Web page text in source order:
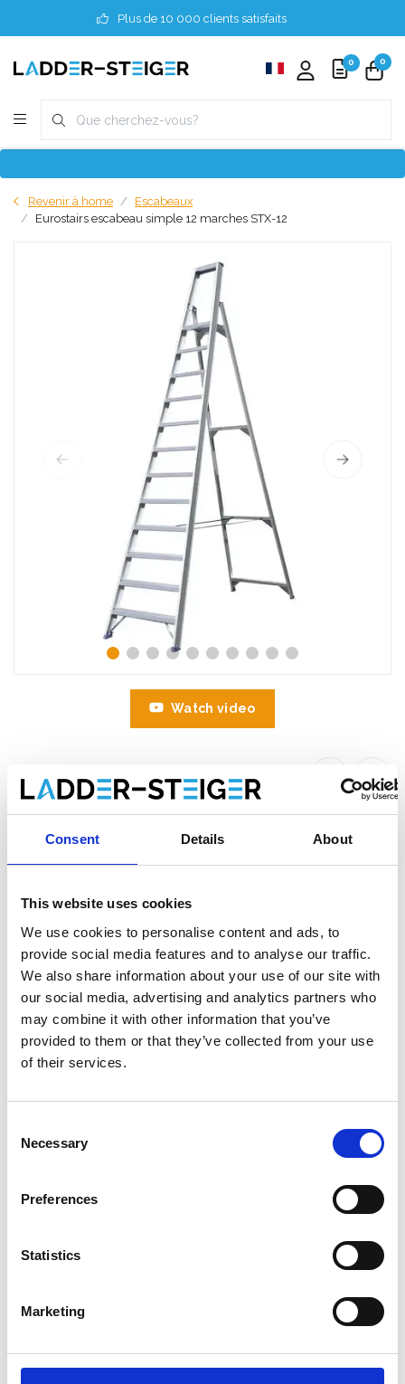
Consent Details About
This website uses cookies
We use cookies to personalise content and ads, to
provide social media features and to analyse our traffic.
We also share information about your use of our site with
our social media, advertising and analytics partners who
may combine it with other information that you’ve
provided to them or that they’ve collected from your use
of their services.
Selection
Necessary
Preferences
Statistics
Marketing
Plus de 10 000 clients satisfaits
0 0
Revenir à home
Escabeaux
Eurostairs escabeau simple 12 marches STX-12
Watch video
Eurostairs escabeau simple 12
marches STX-12
Eurostairs escabeau simple 12 marches STX-12
€335,00 €350,56 HT
€405,35 €424,18 TTC
Livraison gratuite en 1-3 jours ouvrables, ou ramasser à
Maaseik (contactez le service clientèle)
Informations sur le produit Produits similaires